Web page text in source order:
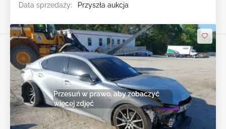
Data sprzedaży:
Przyszła aukcja
Przesuń w prawo, aby zobaczyć
więcej zdjęć